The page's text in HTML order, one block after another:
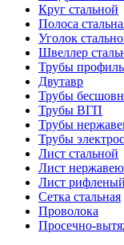
Круг стальной
Полоса
Уголок
Швеллер
Трубы
Двутавр
Трубы
Трубы ВГП
Трубы
Трубы
Лист стальной
Лист
Лист рифленый
Сетка стальная
Проволока
Просечно-